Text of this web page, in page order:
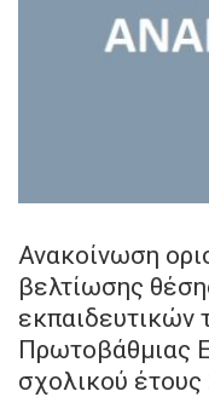
Ανακοίνωση
βελτίωσης
εκπαιδευτικών
Πρωτοβάθμιας
σχολικού